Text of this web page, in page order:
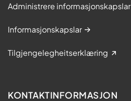
Administrere informasjonskapslar
Informasjonskapslar
Tilgjengelegheitserklæring
KONTAKTINFORMASJON